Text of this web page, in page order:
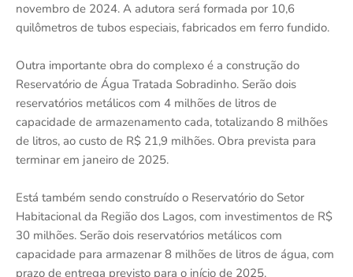
novembro de 2024. A adutora será formada por 10,6
quilômetros de tubos especiais, fabricados em ferro fundido.
Outra importante obra do complexo é a construção do
Reservatório de Água Tratada Sobradinho. Serão dois
reservatórios metálicos com 4 milhões de litros de
capacidade de armazenamento cada, totalizando 8 milhões
de litros, ao custo de R$ 21,9 milhões. Obra prevista para
terminar em janeiro de 2025.
Está também sendo construído o Reservatório do Setor
Habitacional da Região dos Lagos, com investimentos de R$
30 milhões. Serão dois reservatórios metálicos com
capacidade para armazenar 8 milhões de litros de água, com
prazo de entrega previsto para o início de 2025.